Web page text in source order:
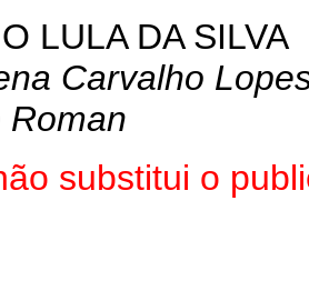
LULA DA SILVA
Carvalho
Roman
substitui o